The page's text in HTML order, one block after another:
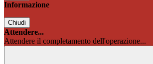
Informazione
Chiudi
Attendere...
Attendere il completamento dell'operazione...